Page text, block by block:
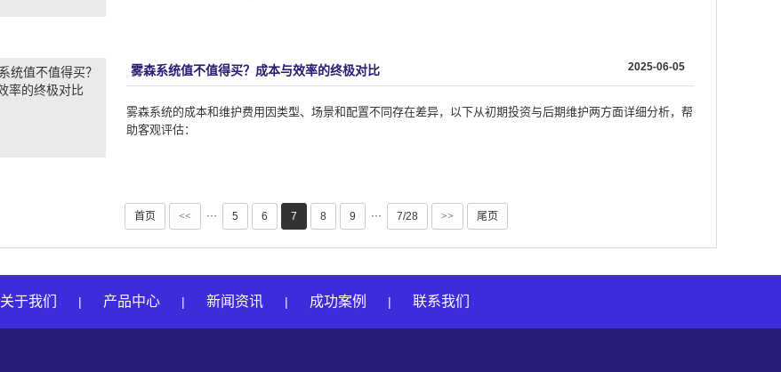
雾森系统值不值得买？成本与效率的终极对比 2025-06-05
雾森系统​的成本和维护费用因类型、场景和配置不同存在差异，以下从初期投资与后期维护两方面详细分析，帮
助客观评估：
首页 << ··· 5 6 7 8 9 ··· 7/28 >> 尾页
关于我们 | 产品中心 | 新闻资讯 | 成功案例 | 联系我们